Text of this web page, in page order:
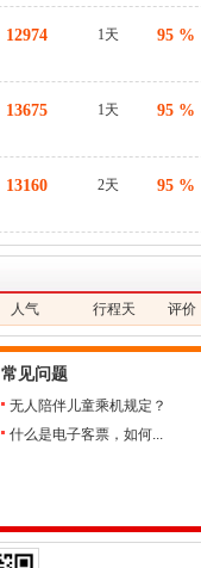
12974 1天 95 %
13675 1天 95 %
13160 2天 95 %
人气
行程天
数
评价
常见问题
无人陪伴儿童乘机规定？
什么是电子客票，如何...